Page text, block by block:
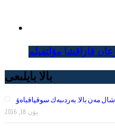
بالا بايلىعى
شال مەن بالا. بەردىبەك سوقپاقباەۆ
يۋن 18, 2016